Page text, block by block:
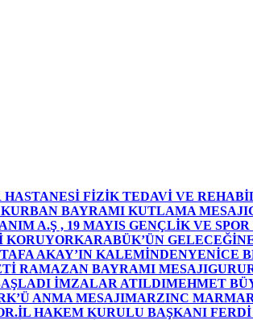
FİZİK TEDAVİ VE
BAYRAMI KUTLAMA MESAJI
A.Ş , 19 MAYIS GENÇLİK VE
KORUYORKARABÜK’ÜN
AKAY’IN KALEMİNDENYENİCE
RAMAZAN BAYRAMI MESAJI
İMZALAR ATILDIMEHMET
ANMA MESAJIMARZINC
İL HAKEM KURULU BAŞKANI